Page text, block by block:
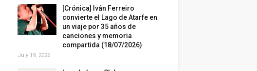
[Crónica] Iván Ferreiro
convierte el Lago de Atarfe en
un viaje por 35 años de
canciones y memoria
compartida (18/07/2026)
July 19, 2026